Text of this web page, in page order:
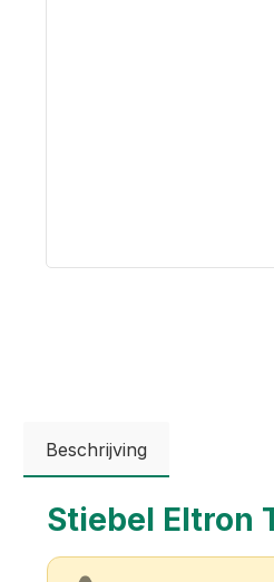
Beschrijving
Stiebel Eltron